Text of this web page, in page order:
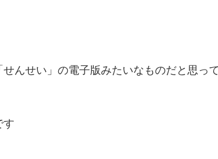
んせい」の電子版みたいなものだと思っ
す